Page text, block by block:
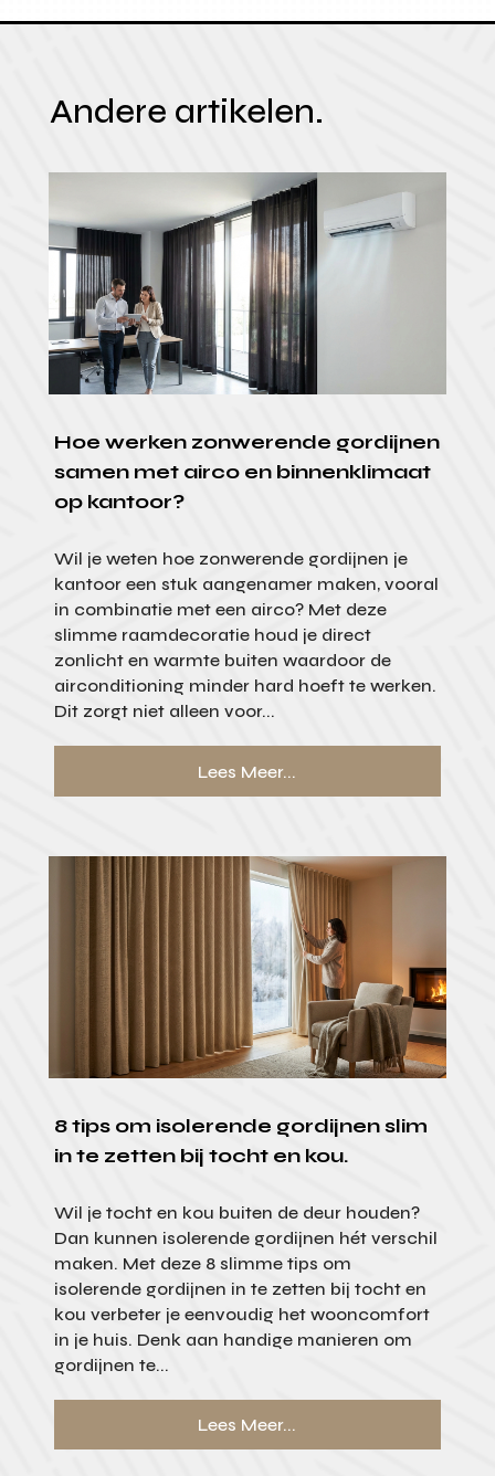
Andere artikelen.
Hoe werken zonwerende gordijnen
samen met airco en binnenklimaat
op kantoor?
Wil je weten hoe zonwerende gordijnen je
kantoor een stuk aangenamer maken, vooral
in combinatie met een airco? Met deze
slimme raamdecoratie houd je direct
zonlicht en warmte buiten waardoor de
airconditioning minder hard hoeft te werken.
Dit zorgt niet alleen voor...
Lees Meer...
8 tips om isolerende gordijnen slim
in te zetten bij tocht en kou.
Wil je tocht en kou buiten de deur houden?
Dan kunnen isolerende gordijnen hét verschil
maken. Met deze 8 slimme tips om
isolerende gordijnen in te zetten bij tocht en
kou verbeter je eenvoudig het wooncomfort
in je huis. Denk aan handige manieren om
gordijnen te...
Lees Meer...